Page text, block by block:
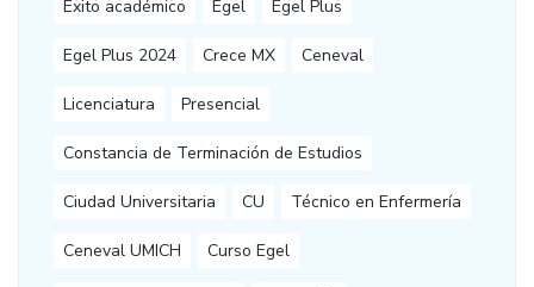
Éxito académico Egel Egel Plus
Egel Plus 2024 Crece MX Ceneval
Licenciatura Presencial
Constancia de Terminación de Estudios
Ciudad Universitaria CU Técnico en Enfermería
Ceneval UMICH Curso Egel